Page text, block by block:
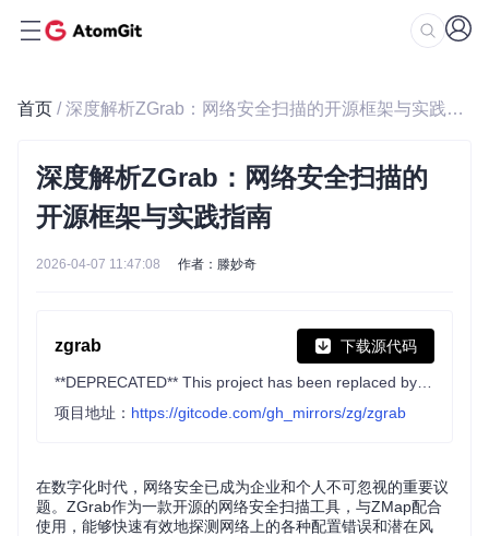
首页 / 深度解析ZGrab：网络安全扫描的开源框架与实践指南
深度解析ZGrab：网络安全扫描的
开源框架与实践指南
2026-04-07 11:47:08 作者：滕妙奇
zgrab 下载源代码
项目地址： https://gitcode.com/gh_mirrors/zg/zgrab
在数字化时代，网络安全已成为企业和个人不可忽视的重要议
题。ZGrab作为一款开源的网络安全扫描工具，与ZMap配合
使用，能够快速有效地探测网络上的各种配置错误和潜在风